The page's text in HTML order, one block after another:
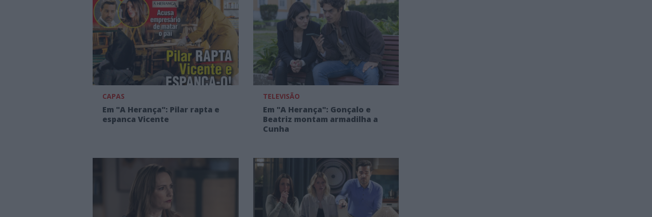
CAPAS
Em "A Herança": Pilar rapta e
espanca Vicente
TELEVISÃO
Em "A Herança": Gonçalo e
Beatriz montam armadilha a
Cunha